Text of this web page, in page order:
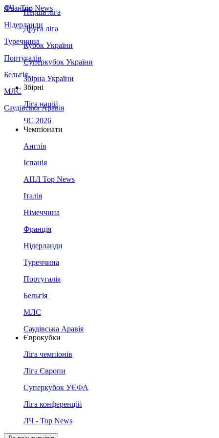
Франція
Нідерланди
Туреччина
Португалія
Бельгія
МЛС
Саудівська Аравія
ЛЧ - Top News
Перша ліга
Друга ліга
Кубок України
Суперкубок України
Збірна України
Збірні
Ліга націй
ЧС 2026
Чемпіонати
Англія
Іспанія
АПЛ Top News
Італія
Німеччина
Франція
Нідерланди
Туреччина
Португалія
Бельгія
МЛС
Саудівська Аравія
Єврокубки
Ліга чемпіонів
Ліга Європи
Суперкубок УЄФА
Ліга конференцій
ЛЧ - Top News